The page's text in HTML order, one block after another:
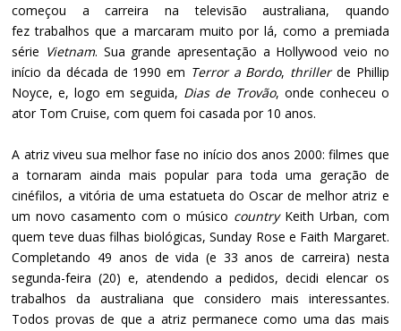
começou a carreira na televisão australiana, quando
fez trabalhos que a marcaram muito por lá, como a premiada
série Vietnam. Sua grande apresentação a Hollywood veio no
início da década de 1990 em Terror a Bordo, thriller de Phillip
Noyce, e, logo em seguida, Dias de Trovão, onde conheceu o
ator Tom Cruise, com quem foi casada por 10 anos.
A atriz viveu sua melhor fase no início dos anos 2000: filmes que
a tornaram ainda mais popular para toda uma geração de
cinéfilos, a vitória de uma estatueta do Oscar de melhor atriz e
um novo casamento com o músico country Keith Urban, com
quem teve duas filhas biológicas, Sunday Rose e Faith Margaret.
Completando 49 anos de vida (e 33 anos de carreira) nesta
segunda-feira (20) e, atendendo a pedidos, decidi elencar os
trabalhos da australiana que considero mais interessantes.
Todos provas de que a atriz permanece como uma das mais